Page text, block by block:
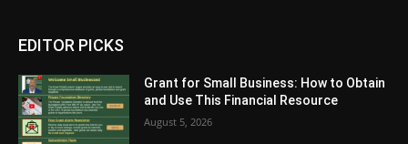
EDITOR PICKS
Grant for Small Business: How to Obtain
and Use This Financial Resource
August 5, 2026